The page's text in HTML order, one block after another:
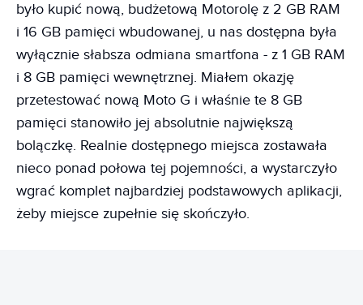
było kupić nową, budżetową Motorolę z 2 GB RAM
i 16 GB pamięci wbudowanej, u nas dostępna była
wyłącznie słabsza odmiana smartfona - z 1 GB RAM
i 8 GB pamięci wewnętrznej. Miałem okazję
przetestować nową Moto G i właśnie te 8 GB
pamięci stanowiło jej absolutnie największą
bolączkę. Realnie dostępnego miejsca zostawała
nieco ponad połowa tej pojemności, a wystarczyło
wgrać komplet najbardziej podstawowych aplikacji,
żeby miejsce zupełnie się skończyło.